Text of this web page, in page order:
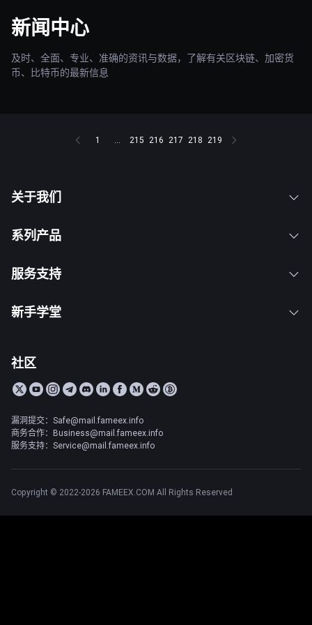
新闻中心
及时、全面、专业、准确的资讯与数据，了解有关区块链、加密货
币、比特币的最新信息
1 ... 215 216 217 218 219
关于我们
系列产品
服务支持
新手学堂
社区
漏洞提交：Safe@mail.fameex.info
商务合作：Business@mail.fameex.info
服务支持：Service@mail.fameex.info
Copyright © 2022-2026 FAMEEX.COM All Rights Reserved